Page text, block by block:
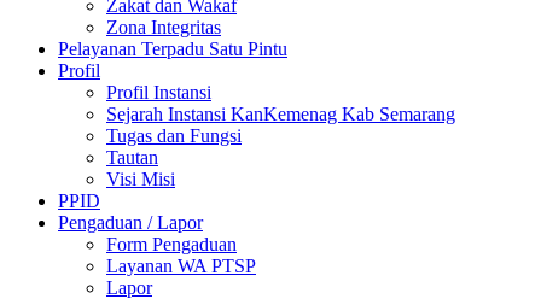
Zakat dan Wakaf
Zona Integritas
Pelayanan Terpadu Satu Pintu
Profil
Profil Instansi
Sejarah Instansi KanKemenag Kab Semarang
Tugas dan Fungsi
Tautan
Visi Misi
PPID
Pengaduan / Lapor
Form Pengaduan
Layanan WA PTSP
Lapor